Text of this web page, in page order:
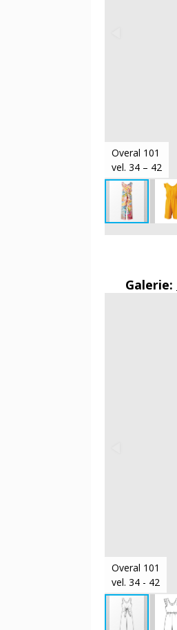
Overal 101
vel. 34 – 42
Galerie:
Overal 101
vel. 34 - 42